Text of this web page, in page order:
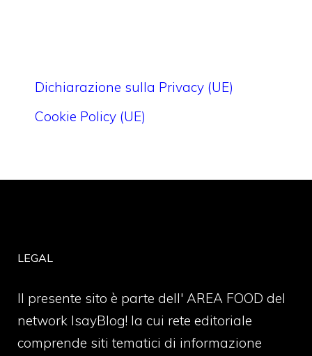
Dichiarazione sulla Privacy (UE)
Cookie Policy (UE)
LEGAL
Il presente sito è parte dell' AREA FOOD del
network IsayBlog! la cui rete editoriale
comprende siti tematici di informazione